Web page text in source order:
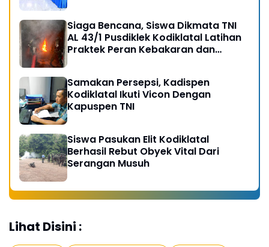
Siaga Bencana, Siswa Dikmata TNI
AL 43/1 Pusdiklek Kodiklatal Latihan
Praktek Peran Kebakaran dan
Samakan Persepsi, Kadispen
Kodiklatal Ikuti Vicon Dengan
Kapuspen TNI
Siswa Pasukan Elit Kodiklatal
Berhasil Rebut Obyek Vital Dari
Serangan Musuh
Lihat Disini :